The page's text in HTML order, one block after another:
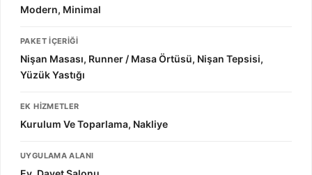
Modern, Minimal
PAKET İÇERIĞI
Nişan Masası, Runner / Masa Örtüsü, Nişan Tepsisi,
Yüzük Yastığı
EK HIZMETLER
Kurulum Ve Toparlama, Nakliye
UYGULAMA ALANI